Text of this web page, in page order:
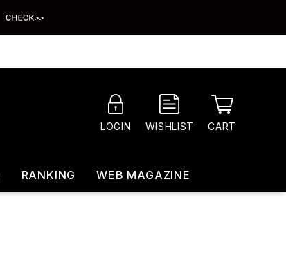
LOGIN WISHLIST CART
RANKING WEB MAGAZINE